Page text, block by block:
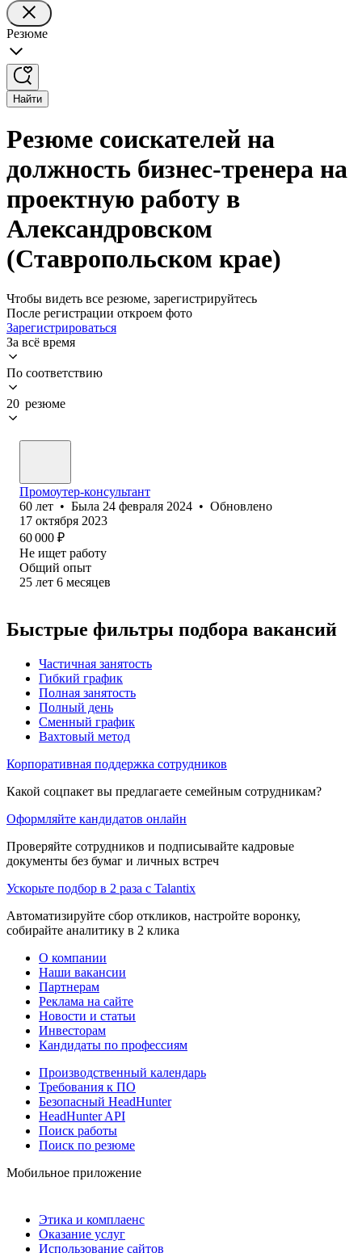
Резюме
Найти
Резюме соискателей на
должность бизнес-тренера на
проектную работу в
Александровском
(Ставропольском крае)
Чтобы видеть все резюме, зарегистрируйтесь
После регистрации откроем фото
Зарегистрироваться
За всё время
По соответствию
20 резюме
Промоутер-консультант
60 лет • Была 24 февраля 2024 • Обновлено
17 октября 2023
60 000 ₽
Не ищет работу
Общий опыт
25 лет 6 месяцев
Быстрые фильтры подбора вакансий
Частичная занятость
Гибкий график
Полная занятость
Полный день
Сменный график
Вахтовый метод
Корпоративная поддержка сотрудников
Какой соцпакет вы предлагаете семейным сотрудникам?
Оформляйте кандидатов онлайн
Проверяйте сотрудников и подписывайте кадровые
документы без бумаг и личных встреч
Ускорьте подбор в 2 раза с Talantix
Автоматизируйте сбор откликов, настройте воронку,
собирайте аналитику в 2 клика
О компании
Наши вакансии
Партнерам
Реклама на сайте
Новости и статьи
Инвесторам
Кандидаты по профессиям
Производственный календарь
Требования к ПО
Безопасный HeadHunter
HeadHunter API
Поиск работы
Поиск по резюме
Мобильное приложение
Этика и комплаенс
Оказание услуг
Использование сайтов